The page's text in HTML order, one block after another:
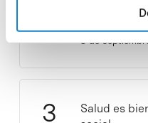
y ser una
3 de
Salud es